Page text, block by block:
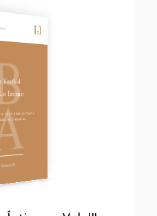
Verdad
Íntimo
en el Alma de Nueve
Cuáqueros
Volumen III